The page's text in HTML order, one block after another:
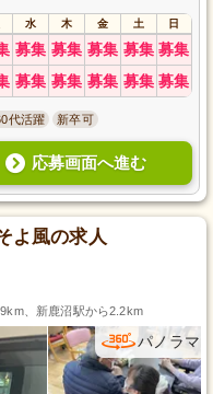
水 木 金 土 日
募集 募集 募集 募集 募集
募集 募集 募集 募集 募集
代活躍 新卒可
応募画面へ進む
よ風の求人
、新鹿沼駅から2.2km
パノラマ